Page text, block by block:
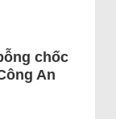
chốc
An